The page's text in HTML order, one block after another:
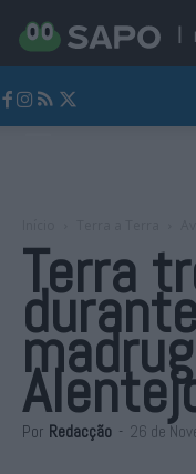
Terra
Por Redacção - 26 de